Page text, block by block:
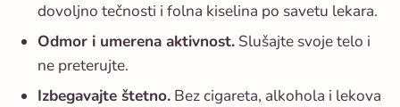
dovoljno tečnosti i folna kiselina po savetu lekara.
Odmor i umerena aktivnost. Slušajte svoje telo i
ne preterujte.
Izbegavajte štetno. Bez cigareta, alkohola i lekova